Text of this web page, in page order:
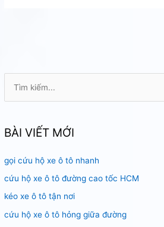
k
ế
m
:
BÀI VIẾT MỚI
gọi cứu hộ xe ô tô nhanh
cứu hộ xe ô tô đường cao tốc HCM
kéo xe ô tô tận nơi
cứu hộ xe ô tô hỏng giữa đường